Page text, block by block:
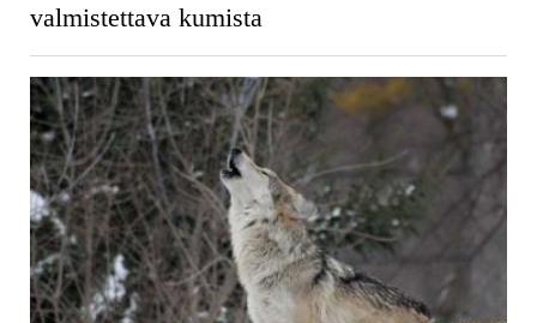
valmistettava kumista